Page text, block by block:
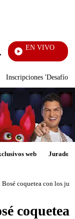
Enviar
EN VIVO
Inscripciones 'Desafío'
web Jurados
coquetea con los
coquetea